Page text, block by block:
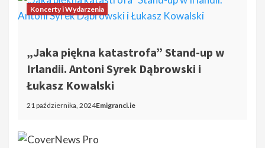
Koncerty i Wydarzenia
„Jaka piękna katastrofa” Stand-up w
Irlandii. Antoni Syrek Dąbrowski i
Łukasz Kowalski
21 października, 2024Emigranci.ie